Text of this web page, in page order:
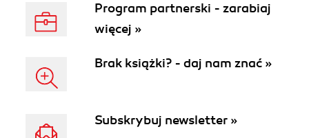
Program partnerski - zarabiaj
więcej »
Brak książki? - daj nam znać »
Subskrybuj newsletter »